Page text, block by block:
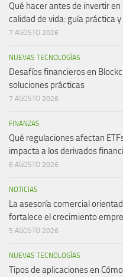
Qué hacer antes de invertir
calidad de vida: guía práctica
7 AGOSTO 2026
NUEVAS TECNOLOGÍAS
Desafíos financieros en
soluciones prácticas
7 AGOSTO 2026
FINANZAS
Qué regulaciones afectan
impacta a los derivados
6 AGOSTO 2026
NOTICIAS
La asesoría comercial
fortalece el crecimiento
5 AGOSTO 2026
NUEVAS TECNOLOGÍAS
Tipos de aplicaciones en